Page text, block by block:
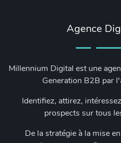
Agence
Millennium Digital est une
Generation B2B par
Identifiez, attirez,
prospects sur tous
De la stratégie à la mise